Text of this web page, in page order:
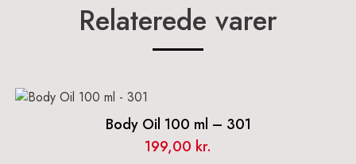
Relaterede varer
Body Oil 100 ml – 301
199,00 kr.